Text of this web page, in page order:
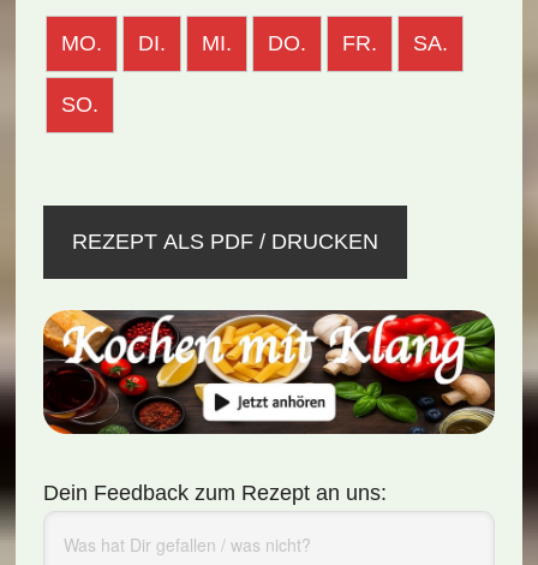
MO. DI. MI. DO. FR. SA.
SO.
REZEPT ALS PDF / DRUCKEN
Dein Feedback zum Rezept an uns: